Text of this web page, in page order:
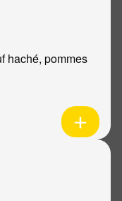
haché, pommes